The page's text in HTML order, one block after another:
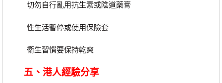
切勿自行亂用抗生素或陰道藥膏
性生活暫停或使用保險套
衛生習慣要保持乾爽
五、港人經驗分享